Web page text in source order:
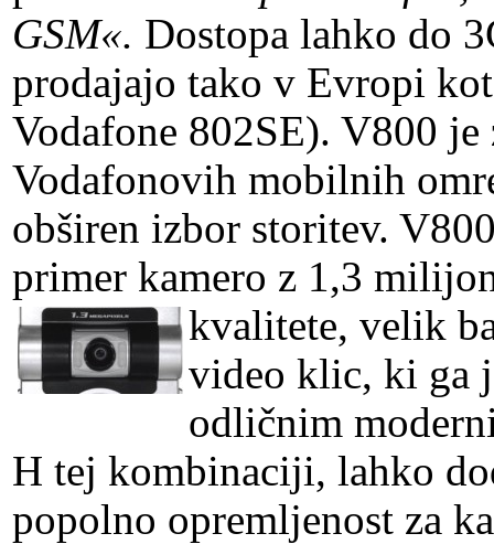
GSM«. Dostopa lahko do
prodajajo tako v Evropi
Vodafone 802SE). V800
Vodafonovih mobilnih
obširen izbor storitev.
primer kamero z 1,3
kvalitete, velik
video klic, ki ga
odličnim
H tej kombinaciji, lahko
popolno opremljenost za